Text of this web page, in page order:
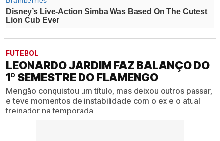
FUTEBOL
LEONARDO JARDIM FAZ BALANÇO DO
1º SEMESTRE DO FLAMENGO
Mengão conquistou um título, mas deixou outros passar,
e teve momentos de instabilidade com o ex e o atual
treinador na temporada